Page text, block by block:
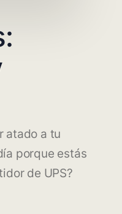
atado a tu
porque estás
de UPS?